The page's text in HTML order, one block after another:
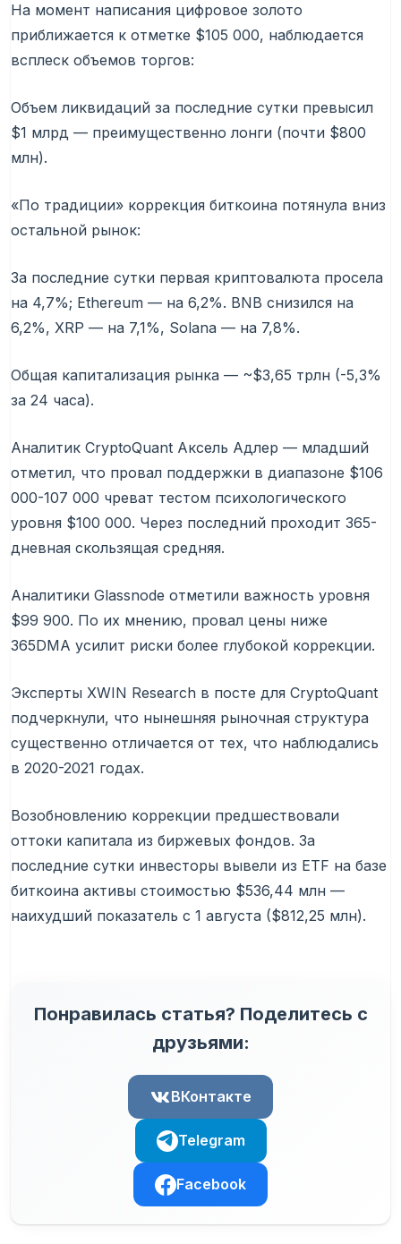
На момент написания цифровое золото
приближается к отметке $105 000, наблюдается
всплеск объемов торгов:
Объем ликвидаций за последние сутки превысил
$1 млрд — преимущественно лонги (почти $800
млн).
«По традиции» коррекция биткоина потянула вниз
остальной рынок:
За последние сутки первая криптовалюта просела
на 4,7%; Ethereum — на 6,2%. BNB снизился на
6,2%, XRP — на 7,1%, Solana — на 7,8%.
Общая капитализация рынка — ~$3,65 трлн (-5,3%
за 24 часа).
Аналитик CryptoQuant Аксель Адлер — младший
отметил, что провал поддержки в диапазоне $106
000-107 000 чреват тестом психологического
уровня $100 000. Через последний проходит 365-
дневная скользящая средняя.
Аналитики Glassnode отметили важность уровня
$99 900. По их мнению, провал цены ниже
365DMA усилит риски более глубокой коррекции.
Эксперты XWIN Research в посте для CryptoQuant
подчеркнули, что нынешняя рыночная структура
существенно отличается от тех, что наблюдались
в 2020-2021 годах.
Возобновлению коррекции предшествовали
оттоки капитала из биржевых фондов. За
последние сутки инвесторы вывели из ETF на базе
биткоина активы стоимостью $536,44 млн —
наихудший показатель с 1 августа ($812,25 млн).
Понравилась статья? Поделитесь с
друзьями:
ВКонтакте
Telegram
Facebook